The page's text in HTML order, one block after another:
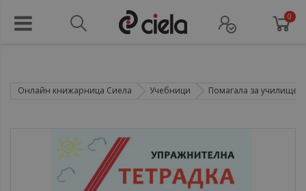
0
Онлайн книжарница Сиела Учебници Помагала за училище